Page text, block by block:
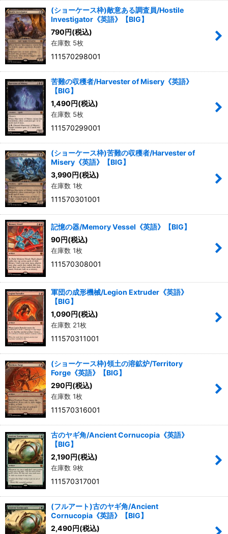
(ショーケース枠)敵意ある調査員/Hostile
Investigator《英語》【BIG】
790円(税込)
在庫数 5枚
111570298001
苦難の収穫者/Harvester of Misery《英語》
【BIG】
1,490円(税込)
在庫数 5枚
111570299001
(ショーケース枠)苦難の収穫者/Harvester of
Misery《英語》【BIG】
3,990円(税込)
在庫数 1枚
111570301001
記憶の器/Memory Vessel《英語》【BIG】
90円(税込)
在庫数 1枚
111570308001
軍団の成形機械/Legion Extruder《英語》
【BIG】
1,090円(税込)
在庫数 21枚
111570311001
(ショーケース枠)領土の溶鉱炉/Territory
Forge《英語》【BIG】
290円(税込)
在庫数 1枚
111570316001
古のヤギ角/Ancient Cornucopia《英語》
【BIG】
2,190円(税込)
在庫数 9枚
111570317001
(フルアート)古のヤギ角/Ancient
Cornucopia《英語》【BIG】
2,490円(税込)